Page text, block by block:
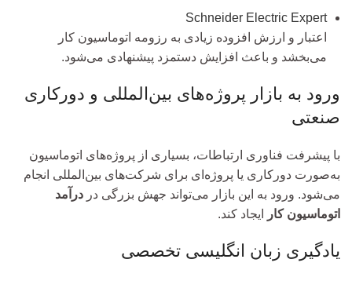
Schneider Electric Expert
اعتبار و ارزش افزوده زیادی به رزومه اتوماسیون کار
می‌بخشد و باعث افزایش دستمزد پیشنهادی می‌شود.
ورود به بازار پروژه‌های بین‌المللی و دورکاری
صنعتی
با پیشرفت فناوری ارتباطات، بسیاری از پروژه‌های اتوماسیون
به‌صورت دورکاری یا پروژه‌ای برای شرکت‌های بین‌المللی انجام
می‌شود. ورود به این بازار می‌تواند جهش بزرگی در درآمد
اتوماسیون کار
ایجاد کند.
یادگیری زبان انگلیسی تخصصی